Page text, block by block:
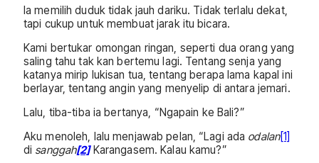
Ia memilih duduk tidak jauh dariku. Tidak terlalu dekat,
tapi cukup untuk membuat jarak itu bicara.
Kami bertukar omongan ringan, seperti dua orang yang
saling tahu tak kan bertemu lagi. Tentang senja yang
katanya mirip lukisan tua, tentang berapa lama kapal ini
berlayar, tentang angin yang menyelip di antara jemari.
Lalu, tiba-tiba ia bertanya, “Ngapain ke Bali?”
Aku menoleh, lalu menjawab pelan, “Lagi ada odalan[1]
di sanggah[2] Karangasem. Kalau kamu?”